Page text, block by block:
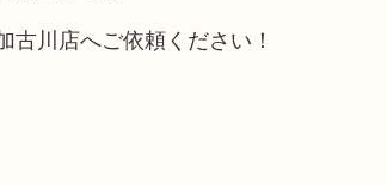
川店へご依頼ください！